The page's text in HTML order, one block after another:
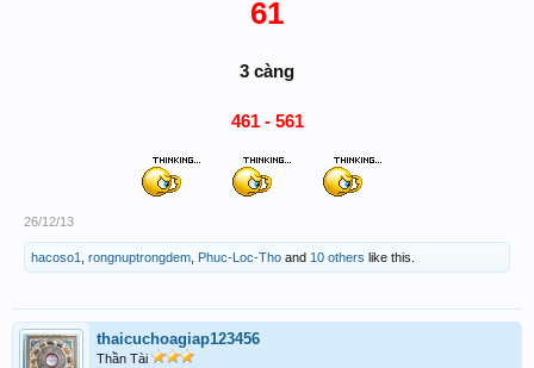
61
3 càng
461 - 561
26/12/13
hacoso1 rongnuptrongdem Phuc-Loc-Tho and 10 others like this.
thaicuchoagiap123456
Thần Tài